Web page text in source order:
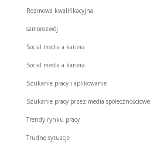
Rozmowa kwalifikacyjna
samorozwój
Social media a kariera
Social media a kariera
Szukanie pracy i aplikowanie
Szukanie pracy przez media społecznościowe
Trendy rynku pracy
Trudne sytuacje